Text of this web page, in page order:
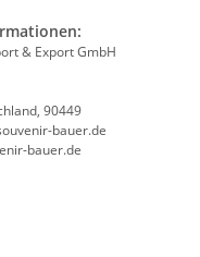
& Export GmbH
90449
bauer.de
bauer.de